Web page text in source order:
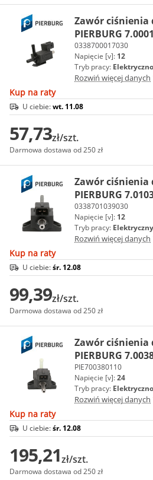
Zawór ciśnienia
PIERBURG
0338700017030
Napięcie [v]: 12
Tryb pracy:
Rozwiń więcej danych
Kup na raty
U ciebie:wt. 11.08
57,73zł/szt.
Darmowa dostawa od 250 zł
Zawór ciśnienia
PIERBURG
0338701039030
Napięcie [v]: 12
Tryb pracy: Elektryczny
Rozwiń więcej danych
Kup na raty
U ciebie:śr. 12.08
99,39zł/szt.
Darmowa dostawa od 250 zł
Zawór ciśnienia
PIERBURG
PIE700380110
Napięcie [v]:24
Tryb pracy:
Rozwiń więcej danych
Kup na raty
U ciebie:śr. 12.08
195,21zł/szt.
Darmowa dostawa od 250 zł